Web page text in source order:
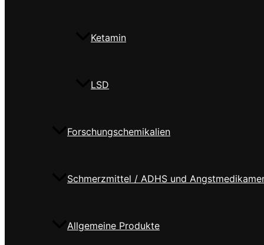
Ketamin
LSD
Forschungschemikalien
Schmerzmittel / ADHS und
Allgemeine Produkte